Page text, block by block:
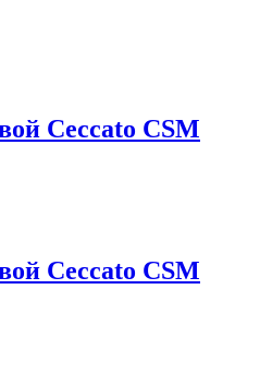
Ceccato CSM
Ceccato CSM